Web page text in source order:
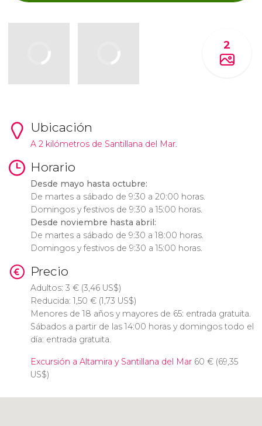
2
Ubicación
A 2 kilómetros de Santillana del Mar.
Horario
Desde mayo hasta octubre:
De martes a sábado de 9:30 a 20:00 horas.
Domingos y festivos de 9:30 a 15:00 horas.
Desde noviembre hasta abril:
De martes a sábado de 9:30 a 18:00 horas.
Domingos y festivos de 9:30 a 15:00 horas.
Precio
Adultos: 3 €(3,46 US$)
Reducida: 1,50 €(1,73 US$)
Menores de 18 años y mayores de 65: entrada gratuita.
Sábados a partir de las 14:00 horas y domingos todo el
día: entrada gratuita.
Excursión a Altamira y Santillana del Mar60 €(69,35
US$)